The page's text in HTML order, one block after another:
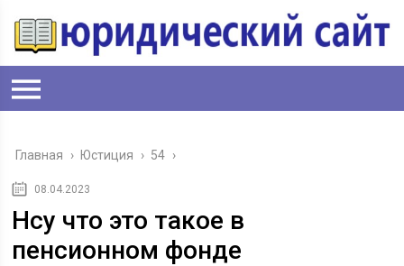
Главная › Юстиция › 54 ›
08.04.2023
Нсу что это такое в
пенсионном фонде